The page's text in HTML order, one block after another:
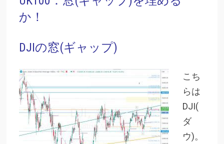
か！
DJIの窓(ギャップ)
こち
らは
DJI(
ダ
ウ)。